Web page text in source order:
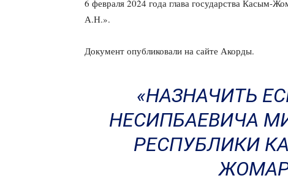
6 февраля 2024 года глава государства Касым-
А.Н.».
Документ опубликовали на сайте Акорды.
«НАЗНАЧИТЬ
НЕСИПБАЕВИЧА
РЕСПУБЛИКИ